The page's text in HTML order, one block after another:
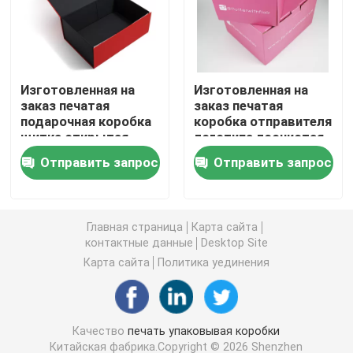
Косметическая упаковывая коробка
Опаковка пищевых продуктов
Печать книг в твердом переплете
Коробки ботинка упаковывая
Коробки упаковки одежды
Коробка парика упаковывая
Изготовленная на
заказ печатая
подарочная коробка
щитка открытая
магнитная складная
упаковывая для
ботинка одежды
Отправить запрос
Изготовленная на
заказ печатая
коробка отправителя
логотипа лоснистая
розовая черная для
упаковки игрушек
Отправить запрос
Главная страница
Карта сайта
контактные данные
Desktop Site
Карта сайта
Политика уединения
Качествопечать упаковывая коробки
Китайская фабрика.Copyright © 2026 Shenzhen